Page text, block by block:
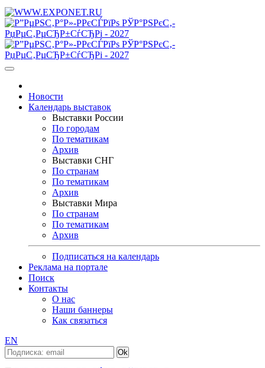
Новости
Календарь выставок
Выставки России
По городам
По тематикам
Архив
Выставки СНГ
По странам
По тематикам
Архив
Выставки Мира
По странам
По тематикам
Архив
Подписаться на календарь
Реклама на портале
Поиск
Контакты
О нас
Наши баннеры
Как связаться
EN